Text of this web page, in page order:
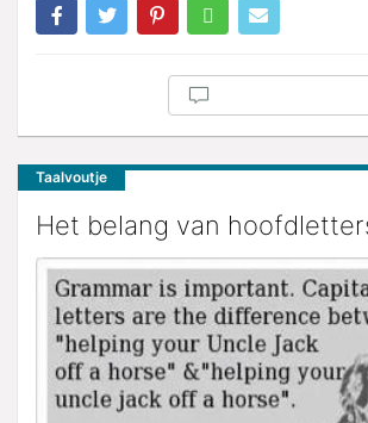
Taalvoutje
Het belang van